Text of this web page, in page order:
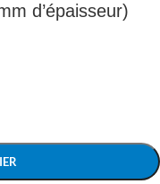
d’épaisseur)